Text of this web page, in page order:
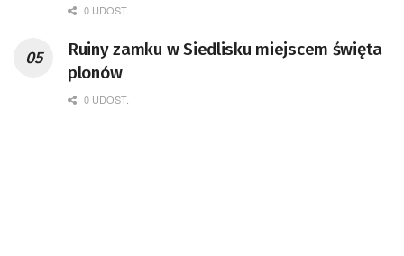
Kompetencji Przemysłu Lotniczo-
Badań Kosmicznych i Satelitarnych PAN.
0 UDOST.
Ruiny zamku w Siedlisku miejscem święta
plonów
0 UDOST.